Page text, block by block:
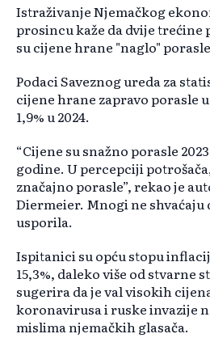
Istraživanje Njemačkog
prosincu kaže da dvije trećine
su cijene hrane "naglo"
Podaci Saveznog ureda za
cijene hrane zapravo porasle
1,9% u 2024.
“Cijene su snažno porasle
godine. U percepciji
značajno porasle”, rekao je
Diermeier. Mnogi ne shvaćaju
usporila.
Ispitanici su opću stopu
15,3%, daleko više od stvarne
sugerira da je val visokih
koronavirusa i ruske invazije
mislima njemačkih glasača.